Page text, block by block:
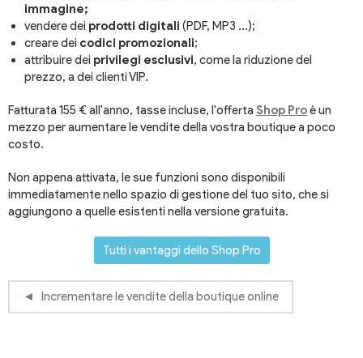
immagine;
vendere dei prodotti digitali (PDF, MP3 ...);
creare dei codici promozionali;
attribuire dei privilegi esclusivi, come la riduzione del
prezzo, a dei clienti VIP.
Fatturata 155 € all'anno, tasse incluse, l'offerta Shop Proè un
mezzo per aumentare le vendite della vostra boutique a poco
costo.
Non appena attivata, le sue funzioni sono disponibili
immediatamente nello spazio di gestione del tuo sito, che si
aggiungono a quelle esistenti nella versione gratuita.
Tutti i vantaggi dello Shop Pro
Incrementare le vendite della boutique online